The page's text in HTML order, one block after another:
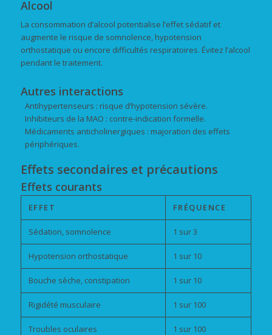
Alcool
La consommation d’alcool potentialise l’effet sédatif et
augmente le risque de somnolence, hypotension
orthostatique ou encore difficultés respiratoires. Évitez l’alcool
pendant le traitement.
Autres interactions
Antihypertenseurs : risque d’hypotension sévère.
Inhibiteurs de la MAO : contre-indication formelle.
Médicaments anticholinergiques : majoration des effets
périphériques.
Effets secondaires et précautions
Effets courants
EFFET FRÉQUENCE
Sédation, somnolence 1 sur 3
Hypotension orthostatique 1 sur 10
Bouche sèche, constipation 1 sur 10
Rigidété musculaire 1 sur 100
Troubles oculaires 1 sur 100